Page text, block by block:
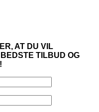
AT DU VIL
TILBUD OG